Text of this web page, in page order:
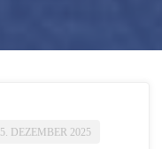
5. DEZEMBER 2025